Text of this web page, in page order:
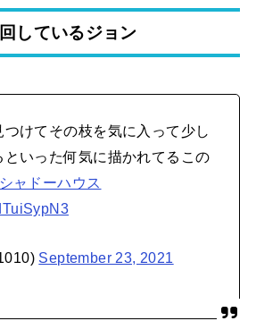
しているジョン
けてその枝を気に入って少し
いった何気に描かれてるこの
ャドーハウス
September 23, 2021